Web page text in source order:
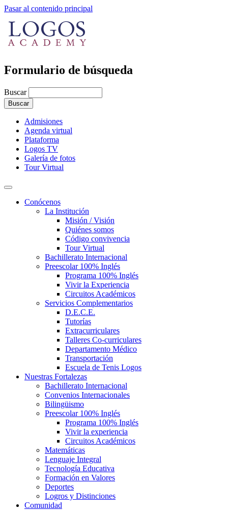
Pasar al contenido principal
Formulario de búsqueda
Buscar
Admisiones
Agenda virtual
Plataforma
Logos TV
Galería de fotos
Tour Virtual
Conócenos
La Institución
Misión / Visión
Quiénes somos
Código convivencia
Tour Virtual
Bachillerato Internacional
Preescolar 100% Inglés
Programa 100% Inglés
Vivir la Experiencia
Circuitos Académicos
Servicios Complementarios
D.E.C.E.
Tutorías
Extracurriculares
Talleres Co-curriculares
Departamento Médico
Transportación
Escuela de Tenis Logos
Nuestras Fortalezas
Bachillerato Internacional
Convenios Internacionales
Bilingüismo
Preescolar 100% Inglés
Programa 100% Inglés
Vivir la experiencia
Circuitos Académicos
Matemáticas
Lenguaje Integral
Tecnología Educativa
Formación en Valores
Deportes
Logros y Distinciones
Comunidad